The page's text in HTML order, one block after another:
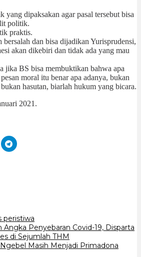
yang dipaksakan agar pasal tersebut bisa
politik.
praktis.
dan bisa dijadikan Yurisprudensi,
akan dikebiri dan tidak ada yang mau
jika BS bisa membuktikan bahwa apa
moral itu benar apa adanya, bukan
hasutan, biarlah hukum yang bicara.
2021.
peristiwa
Angka Penyebaran Covid-19, Disparta
di Sejumlah THM
Masih Menjadi Primadona